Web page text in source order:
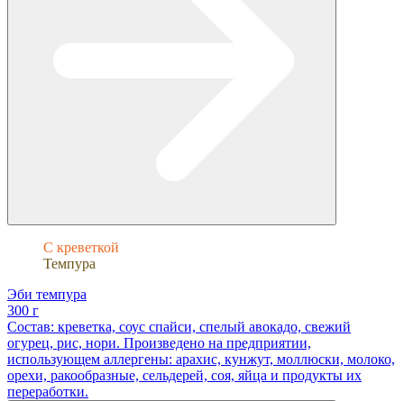
С креветкой
Темпура
Эби темпура
300 г
Состав: креветка, соус спайси, спелый авокадо, свежий
огурец, рис, нори. Произведено на предприятии,
использующем аллергены: арахис, кунжут, моллюски, молоко,
орехи, ракообразные, сельдерей, соя, яйца и продукты их
переработки.